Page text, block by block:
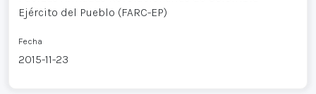
Ejército del Pueblo (FARC-EP)
Fecha
2015-11-23